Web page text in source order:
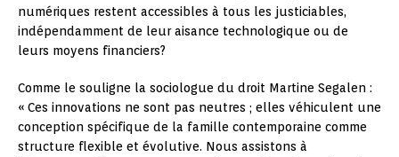
numériques restent accessibles à tous les justiciables,
indépendamment de leur aisance technologique ou de
leurs moyens financiers?
Comme le souligne la sociologue du droit Martine Segalen :
« Ces innovations ne sont pas neutres ; elles véhiculent une
conception spécifique de la famille contemporaine comme
structure flexible et évolutive. Nous assistons à